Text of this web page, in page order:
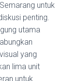
untuk
penting.
utama
yang
lima unit
untuk